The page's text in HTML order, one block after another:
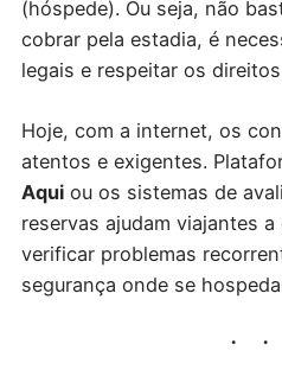
(hóspede). Ou seja, não
cobrar pela estadia, é
legais e respeitar os
Hoje, com a internet, os
atentos e exigentes.
Aquiou os sistemas de
reservas ajudam viajantes
verificar problemas
segurança onde se